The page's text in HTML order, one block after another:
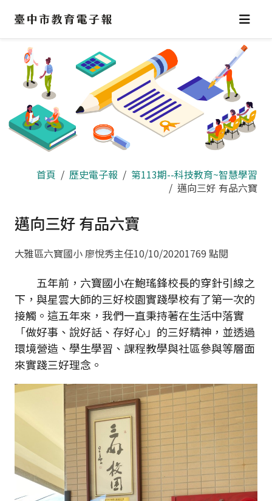
區
首頁 歷史電子報
第113期--科技教育~智慧學習
邁向三好 有品六寶
邁向三好 有品六寶
大雅區六寶國小 廖悅秀主任10/10/20201769 點閱
五年前，六寶國小在鮑瑤鋒校長的穿針引線之
下，與星雲大師的三好校園實踐學校有了第一次的
接觸。這五年來，我們一直秉持著在生活中落實
「做好事、說好話、存好心」的三好精神，並透過
環境營造、學生學習、課程教學與社區參與等層面
來實踐三好理念。